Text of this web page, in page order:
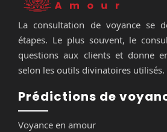
La consultation de voyance se
étapes. Le plus souvent, le
questions aux clients et donne
selon les outils divinatoires utilisés.
Prédictions de
Voyance en amour